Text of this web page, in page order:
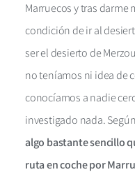
Marruecos y tras darme
condición de ir al
ser el desierto de
no teníamos ni idea de
conocíamos a nadie
investigado nada.
algo bastante sencillo
ruta en coche por